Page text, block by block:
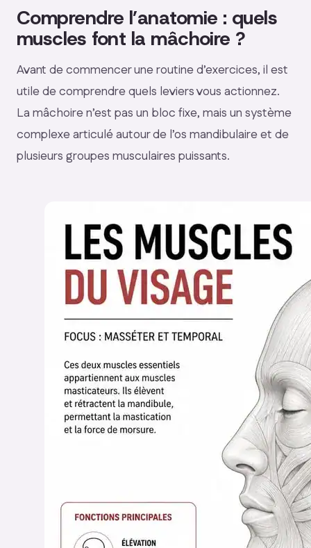
Comprendre l’anatomie : quels
muscles font la mâchoire ?
Avant de commencer une routine d’exercices, il est
utile de comprendre quels leviers vous actionnez.
La mâchoire n’est pas un bloc fixe, mais un système
complexe articulé autour de l’os mandibulaire et de
plusieurs groupes musculaires puissants.